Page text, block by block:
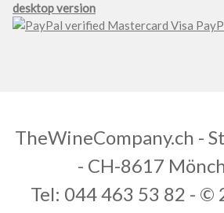
desktop version
TheWineCompany.ch -
- CH-8617
Tel: 044 463 53 82 - ©